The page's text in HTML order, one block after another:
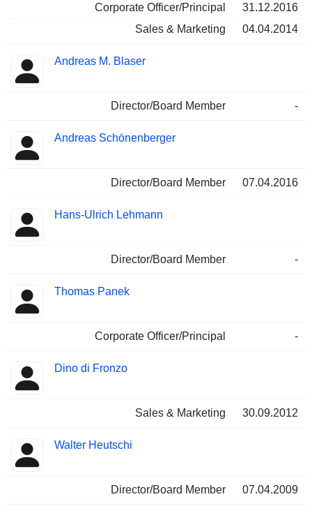
Corporate Officer/Principal
31.12.2016
Sales & Marketing
04.04.2014
Andreas M. Blaser
Director/Board Member -
Andreas Schönenberger
Director/Board Member 07.04.2016
Hans-Ulrich Lehmann
Director/Board Member -
Thomas Panek
Corporate Officer/Principal -
Dino di Fronzo
Sales & Marketing 30.09.2012
Walter Heutschi
Director/Board Member 07.04.2009